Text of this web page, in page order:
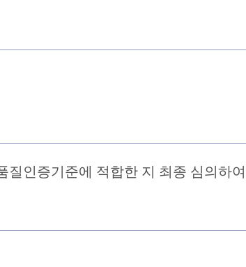
질인증기준에 적합한 지 최종 심의하